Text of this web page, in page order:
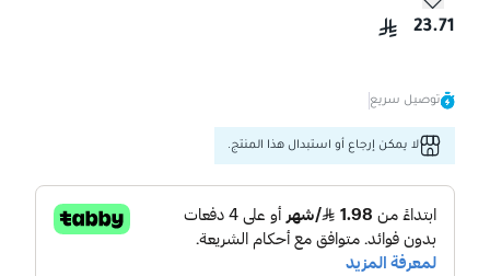
جيليت 3Xجل بروده الموجة
23.71
توصيل سريع
لا يمكن إرجاع أو استبدال هذا المنتج.